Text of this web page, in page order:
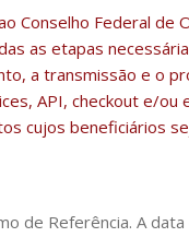
Federal de
as etapas
a transmissão e o
API, checkout e/ou
cujos
de Referência. A